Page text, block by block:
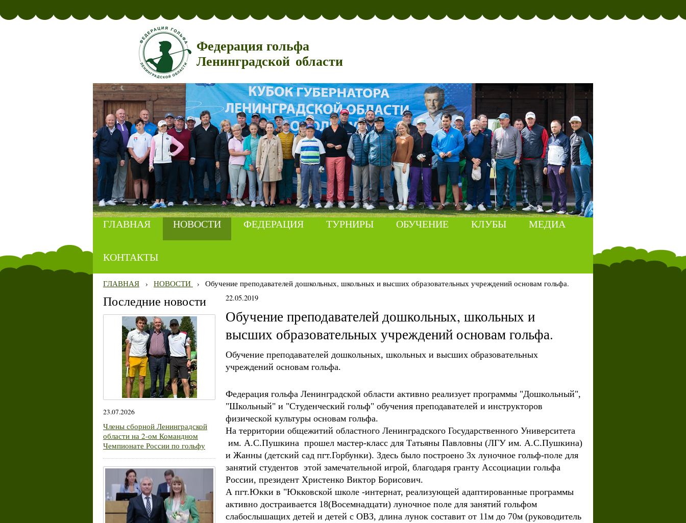
Федерация гольфа
Ленинградской области
ГЛАВНАЯ НОВОСТИ ФЕДЕРАЦИЯ ТУРНИРЫ ОБУЧЕНИЕ КЛУБЫ МЕДИА
КОНТАКТЫ
ГЛАВНАЯ › НОВОСТИ › Обучение преподавателей дошкольных, школьных и высших образовательных учреждений основам гольфа.
Последние новости
23.07.2026
Члены сборной Ленинградской
области на 2-ом Командном
Чемпионате России по гольфу
22.05.2019
Обучение преподавателей дошкольных, школьных и
высших образовательных учреждений основам гольфа.
Обучение преподавателей дошкольных, школьных и высших образовательных
учреждений основам гольфа.
Федерация гольфа Ленинградской области активно реализует программы "Дошкольный",
"Школьный" и "Студенческий гольф" обучения преподавателей и инструкторов
физической культуры основам гольфа.
На территории общежитий областного Ленинградского Государственного Университета
им. А.С.Пушкина прошел мастер-класс для Татьяны Павловны (ЛГУ им. А.С.Пушкина)
и Жанны (детский сад пгт.Горбунки). Здесь было построено 3х луночное гольф-поле для
занятий студентов этой замечательной игрой, благодаря гранту Ассоциации гольфа
России, президент Христенко Виктор Борисович.
А пгт.Юкки в "Юкковской школе -интернат, реализующей адаптированные программы
активно достраивается 18(Восемнадцати) луночное поле для занятий гольфом
слабослышащих детей и детей с ОВЗ, длина лунок составит от 11м до 70м (руководитель